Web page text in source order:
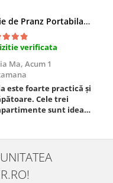
Cutie de Pranz Portabila cu Compartimente
verificata
Ma, Acum 1
este foarte practică și
Cele trei
sunt ideale
sigură, fără scurgeri. O
aproape zilnic la
și sunt foarte